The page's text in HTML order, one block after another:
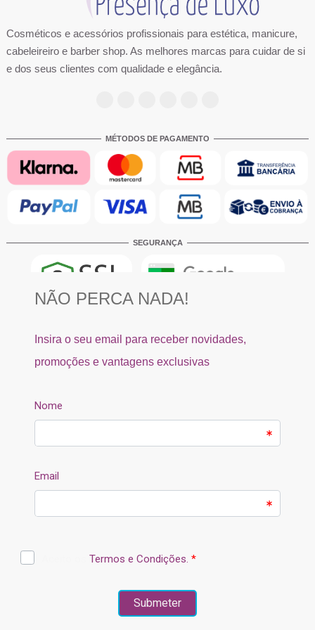
Cosméticos e acessórios profissionais para estética, manicure,
cabeleireiro e barber shop. As melhores marcas para cuidar de si
e dos seus clientes com qualidade e elegância.
MÉTODOS DE PAGAMENTO
SEGURANÇA